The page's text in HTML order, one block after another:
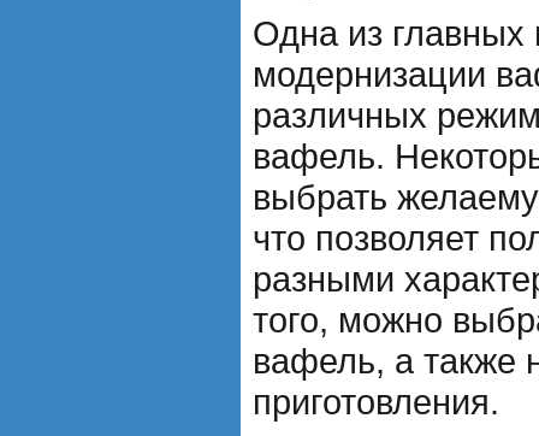
Одна из главных
модернизации
различных
вафель.
выбрать
что позволяет
разными
того, можно
вафель, а также
приготовления.